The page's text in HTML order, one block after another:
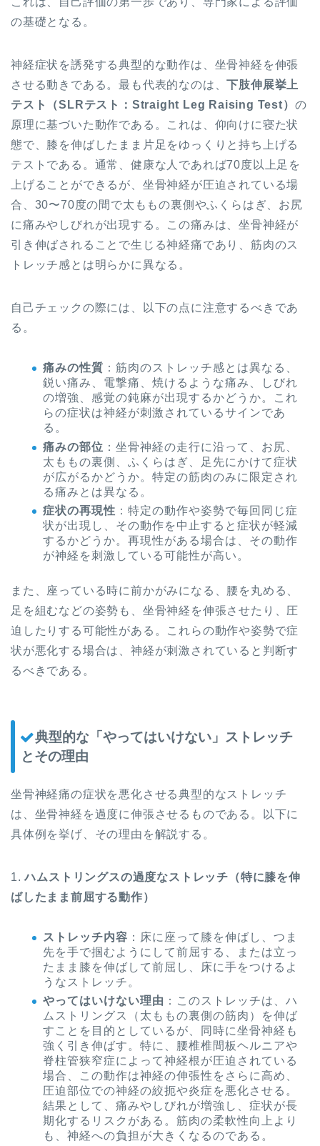
の基礎となる。
神経症状を誘発する典型的な動作は、坐骨神経を伸張
させる動きである。最も代表的なのは、下肢伸展挙上
テスト（SLRテスト：Straight Leg Raising Test） の
原理に基づいた動作である。これは、仰向けに寝た状
態で、膝を伸ばしたまま片足をゆっくりと持ち上げる
テストである。通常、健康な人であれば70度以上足を
上げることができるが、坐骨神経が圧迫されている場
合、30〜70度の間で太ももの裏側やふくらはぎ、お尻
に痛みやしびれが出現する。この痛みは、坐骨神経が
引き伸ばされることで生じる神経痛であり、筋肉のス
トレッチ感とは明らかに異なる。
自己チェックの際には、以下の点に注意するべきであ
る。
痛みの性質 ：筋肉のストレッチ感とは異なる、
鋭い痛み、電撃痛、焼けるような痛み、しびれ
の増強、感覚の鈍麻が出現するかどうか。これ
らの症状は神経が刺激されているサインであ
る。
痛みの部位 ：坐骨神経の走行に沿って、お尻、
太ももの裏側、ふくらはぎ、足先にかけて症状
が広がるかどうか。特定の筋肉のみに限定され
る痛みとは異なる。
症状の再現性 ：特定の動作や姿勢で毎回同じ症
状が出現し、その動作を中止すると症状が軽減
するかどうか。再現性がある場合は、その動作
が神経を刺激している可能性が高い。
また、座っている時に前かがみになる、腰を丸める、
足を組むなどの姿勢も、坐骨神経を伸張させたり、圧
迫したりする可能性がある。これらの動作や姿勢で症
状が悪化する場合は、神経が刺激されていると判断す
るべきである。
典型的な「やってはいけない」ストレッチ
とその理由
坐骨神経痛の症状を悪化させる典型的なストレッチ
は、坐骨神経を過度に伸張させるものである。以下に
具体例を挙げ、その理由を解説する。
1.ハムストリングスの過度なストレッチ（特に膝を伸
ばしたまま前屈する動作）
ストレッチ内容 ：床に座って膝を伸ばし、つま
先を手で掴むようにして前屈する、または立っ
たまま膝を伸ばして前屈し、床に手をつけるよ
うなストレッチ。
やってはいけない理由 ：このストレッチは、ハ
ムストリングス（太ももの裏側の筋肉）を伸ば
すことを目的としているが、同時に坐骨神経も
強く引き伸ばす。特に、腰椎椎間板ヘルニアや
脊柱管狭窄症によって神経根が圧迫されている
場合、この動作は神経の伸張性をさらに高め、
圧迫部位での神経の絞扼や炎症を悪化させる。
結果として、痛みやしびれが増強し、症状が長
期化するリスクがある。筋肉の柔軟性向上より
も、神経への負担が大きくなるのである。